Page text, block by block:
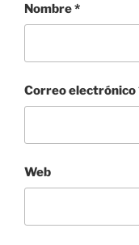
Nombre*
Correo electrónico
Web